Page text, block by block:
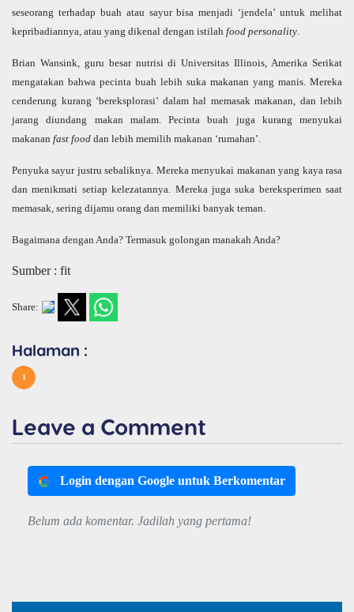
seseorang terhadap buah atau sayur bisa menjadi ‘jendela’ untuk melihat
kepribadiannya, atau yang dikenal dengan istilah food personality
Brian Wansink, guru besar nutrisi di Universitas Illinois, Amerika Serikat
mengatakan bahwa pecinta buah lebih suka makanan yang manis. Mereka
cenderung kurang ‘bereksplorasi’ dalam hal memasak makanan, dan lebih
jarang diundang makan malam. Pecinta buah juga kurang menyukai
makanan fast food dan lebih memilih makanan ‘rumahan’.
Penyuka sayur justru sebaliknya. Mereka menyukai makanan yang kaya rasa
dan menikmati setiap kelezatannya. Mereka juga suka bereksperimen saat
memasak, sering dijamu orang dan memiliki banyak teman.
Bagaimana dengan Anda? Termasuk golongan manakah Anda?
Sumber : fit
Share:
Halaman :
1
Leave a Comment
Login dengan Google untuk Berkomentar
Belum ada komentar. Jadilah yang pertama!